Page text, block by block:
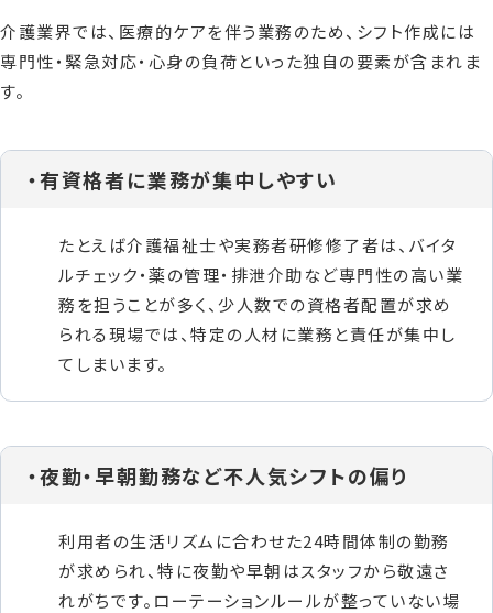
介護業界では、医療的ケアを伴う業務のため、シフト作成には
専門性・緊急対応・心身の負荷といった独自の要素が含まれま
す。
・有資格者に業務が集中しやすい
たとえば介護福祉士や実務者研修修了者は、バイタ
ルチェック・薬の管理・排泄介助など専門性の高い業
務を担うことが多く、少人数での資格者配置が求め
られる現場では、特定の人材に業務と責任が集中し
てしまいます。
・夜勤・早朝勤務など不人気シフトの偏り
利用者の生活リズムに合わせた24時間体制の勤務
が求められ、特に夜勤や早朝はスタッフから敬遠さ
れがちです。ローテーションルールが整っていない場